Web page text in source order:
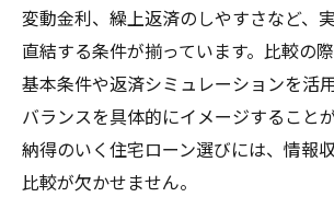
変動金利、繰上返済のしやすさなど、
直結する条件が揃っています。比較の
基本条件や返済シミュレーションを活
バランスを具体的にイメージすること
納得のいく住宅ローン選びには、情報
比較が欠かせません。